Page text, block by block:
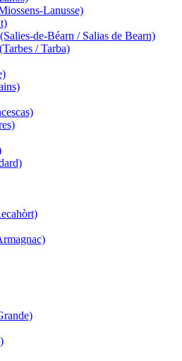
Lanusse)
de-Béarn / Salias de Bearn)
/ Tarba)